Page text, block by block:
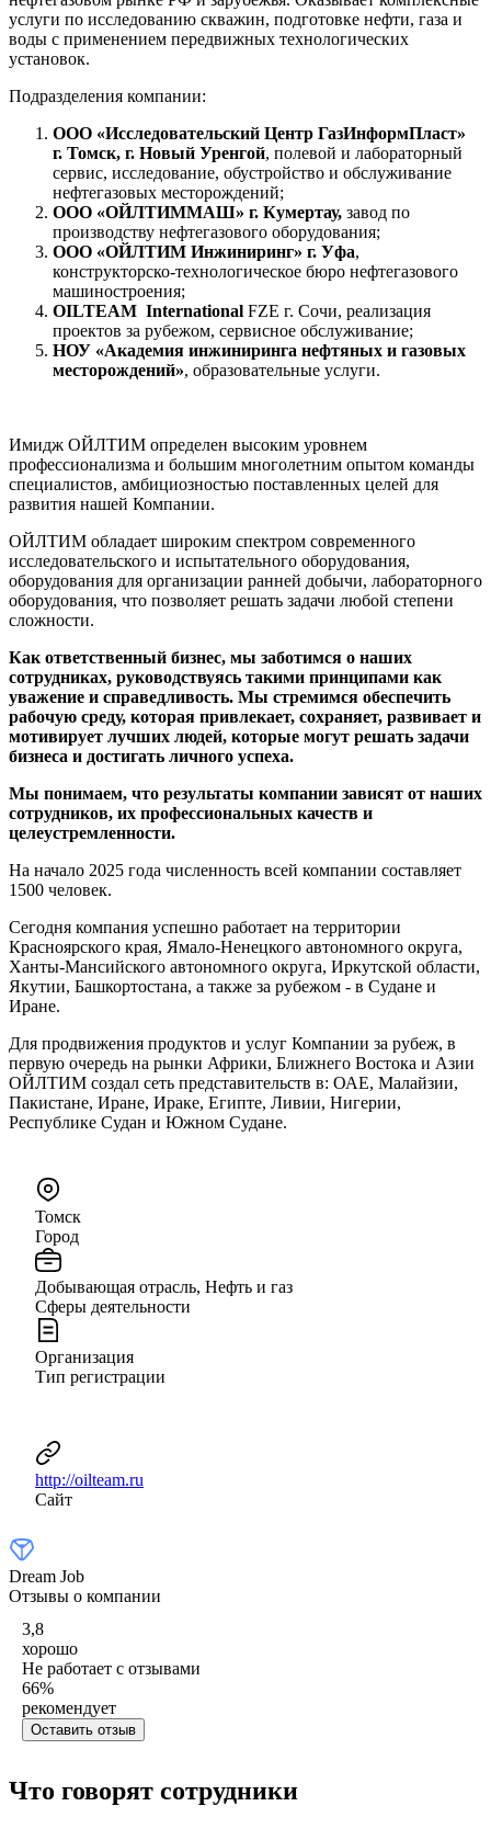
услуги по исследованию скважин, подготовке нефти, газа и
воды с применением передвижных технологических
установок.
Подразделения компании:
ООО «Исследовательский Центр ГазИнформПласт»
г. Томск, г. Новый Уренгой, полевой и лабораторный
сервис, исследование, обустройство и обслуживание
нефтегазовых месторождений;
ООО «ОЙЛТИММАШ» г. Кумертау, завод по
производству нефтегазового оборудования;
ООО «ОЙЛТИМ Инжиниринг» г. Уфа,
конструкторско-технологическое бюро нефтегазового
машиностроения;
OILTEAM International FZE г. Сочи, реализация
проектов за рубежом, сервисное обслуживание;
НОУ «Академия инжиниринга нефтяных и газовых
месторождений», образовательные услуги.
Имидж ОЙЛТИМ определен высоким уровнем
профессионализма и большим многолетним опытом команды
специалистов, амбициозностью поставленных целей для
развития нашей Компании.
ОЙЛТИМ обладает широким спектром современного
исследовательского и испытательного оборудования,
оборудования для организации ранней добычи, лабораторного
оборудования, что позволяет решать задачи любой степени
сложности.
Как ответственный бизнес, мы заботимся о наших
сотрудниках, руководствуясь такими принципами как
уважение и справедливость. Мы стремимся обеспечить
рабочую среду, которая привлекает, сохраняет, развивает и
мотивирует лучших людей, которые могут решать задачи
бизнеса и достигать личного успеха.
Мы понимаем, что результаты компании зависят от наших
сотрудников, их профессиональных качеств и
целеустремленности.
На начало 2025 года численность всей компании составляет
1500 человек.
Сегодня компания успешно работает на территории
Красноярского края, Ямало-Ненецкого автономного округа,
Ханты-Мансийского автономного округа, Иркутской области,
Якутии, Башкортостана, а также за рубежом - в Судане и
Иране.
Для продвижения продуктов и услуг Компании за рубеж, в
первую очередь на рынки Африки, Ближнего Востока и Азии
ОЙЛТИМ создал сеть представительств в: ОАЕ, Малайзии,
Пакистане, Иране, Ираке, Египте, Ливии, Нигерии,
Республике Судан и Южном Судане.
Томск
Город
Добывающая отрасль, Нефть и газ
Сферы деятельности
Организация
Тип регистрации
http://oilteam.ru
Сайт
Dream Job
Отзывы о компании
3,8
хорошо
Не работает с отзывами
66%
рекомендует
Оставить отзыв
Что говорят сотрудники